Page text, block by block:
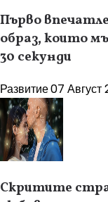
Първо
образ, които
30 секунди
Развитие07 Август
Скритите